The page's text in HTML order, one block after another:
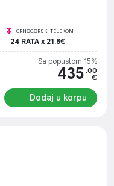
CRNOGORSKI TELEKOM
24 RATA x 21.8€
Sa popustom 15%
435 .00
€
Dodaj u korpu